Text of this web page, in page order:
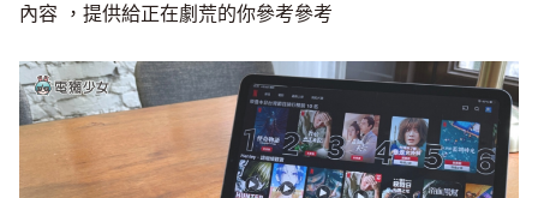
內容 ，提供給正在劇荒的你參考參考